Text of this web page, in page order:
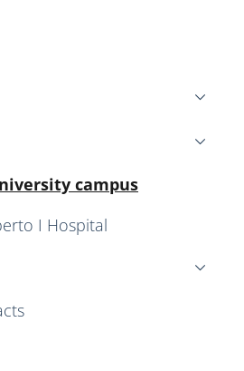
NAVIGATION
campus
I Hospital